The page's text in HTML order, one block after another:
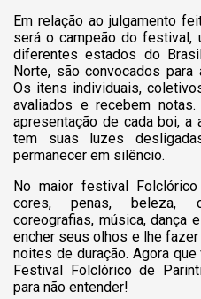
Em relação ao julgamento
será o campeão do festival,
diferentes estados do
Norte, são convocados
Os itens individuais,
avaliados e recebem
apresentação de cada boi, a
tem suas luzes
permanecer em silêncio.
No maior festival
cores, penas, beleza,
coreografias, música, dança
encher seus olhos e lhe
noites de duração. Agora
Festival Folclórico de
para não entender!